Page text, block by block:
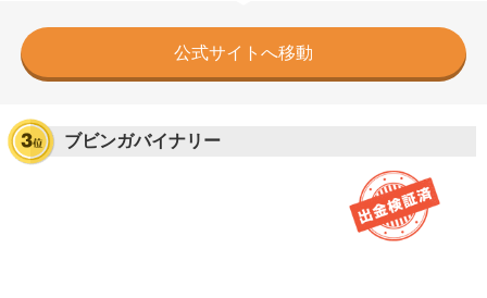
公式サイトへ移動
ブビンガバイナリー